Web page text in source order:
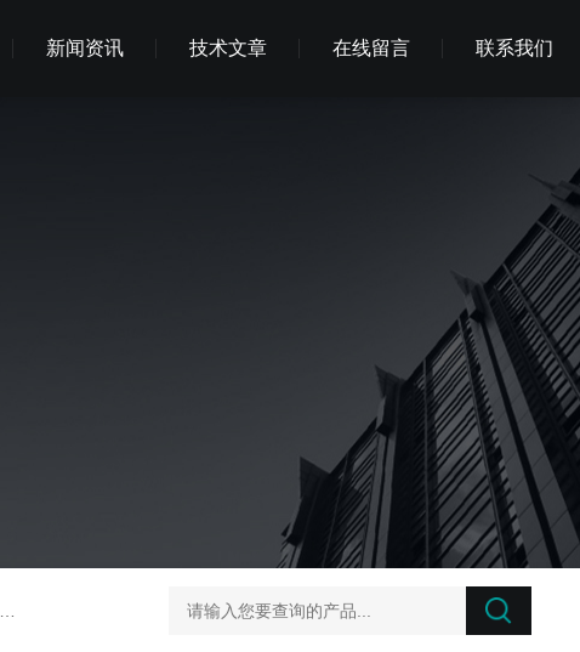
新闻资讯 技术文章 在线留言 联系我们
榛子东部枯萎病菌探针法qPCR试剂盒不含内参